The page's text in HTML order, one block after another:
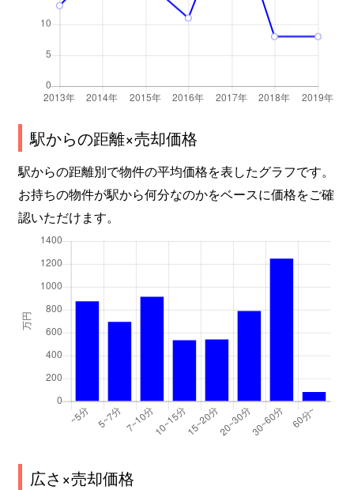
駅からの距離×売却価格
駅からの距離別で物件の平均価格を表したグラフです。
お持ちの物件が駅から何分なのかをベースに価格をご確
認いただけます。
広さ×売却価格